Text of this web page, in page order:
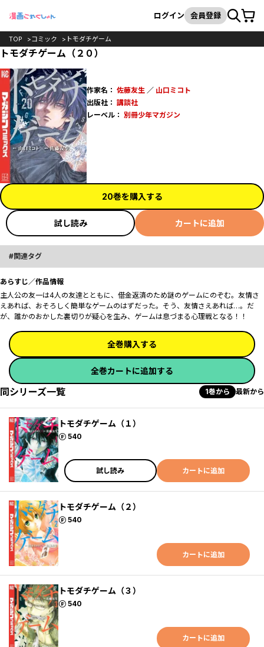
検索
ログイン 会員登録カート
TOP コミック トモダチゲーム
トモダチゲーム（２０）
作家名： 佐藤友生／ 山口ミコト
出版社： 講談社
レーベル： 別冊少年マガジン
20巻を購入する
試し読み カートに追加
関連タグ
あらすじ／作品情報
主人公の友一は4人の友達とともに、借金返済のため謎のゲームにのぞむ。友情さ
えあれば、おそろしく簡単なゲームのはずだった。そう、友情さえあれば…。だ
が、誰かのおかした裏切りが疑心を生み、ゲームは息づまる心理戦となる！！
全巻購入する
全巻カートに追加する
同シリーズ一覧 1巻から 最新から
トモダチゲーム（１）
540
ポイント
試し読み カートに追加
トモダチゲーム（２）
540
ポイント
カートに追加
トモダチゲーム（３）
540
ポイント
カートに追加